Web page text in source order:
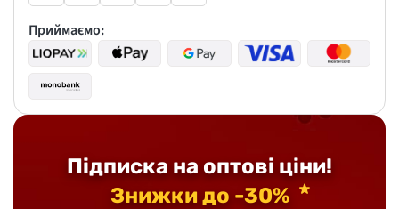
Підписка на оптові ціни!
Знижки до -30%
Приймаємо: